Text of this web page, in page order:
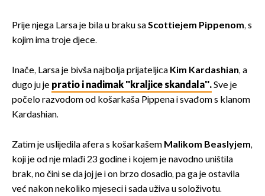
Prije njega Larsa je bila u braku saScottiejem Pippenom, s
kojim ima troje djece.
Inače, Larsa je bivša najbolja prijateljica Kim Kardashian, a
dugo ju je pratio i nadimak ''kraljice skandala''.Sve je
počelo razvodom od košarkaša Pippena i svađom s klanom
Kardashian.
Zatim je uslijedila afera s košarkašem Malikom Beaslyjem,
koji je od nje mlađi 23 godine i kojem je navodno uništila
brak, no čini se da joj je i on brzo dosadio, pa ga je ostavila
već nakon nekoliko mjeseci i sada uživa u soloživotu.